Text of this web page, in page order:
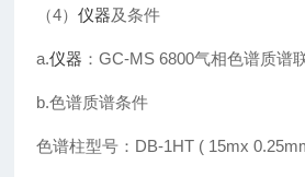
（4）仪器及条件
a.仪器 ：GC-MS 6800气相色谱质谱
b.色谱质谱条件
色谱柱型号：DB-1HT ( 15mx